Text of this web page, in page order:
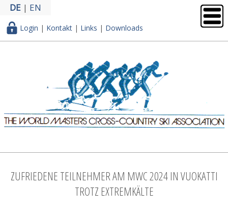
DE | EN
Login | Kontakt | Links | Downloads
ZUFRIEDENE TEILNEHMER AM MWC 2024 IN VUOKATTI
TROTZ EXTREMKÄLTE